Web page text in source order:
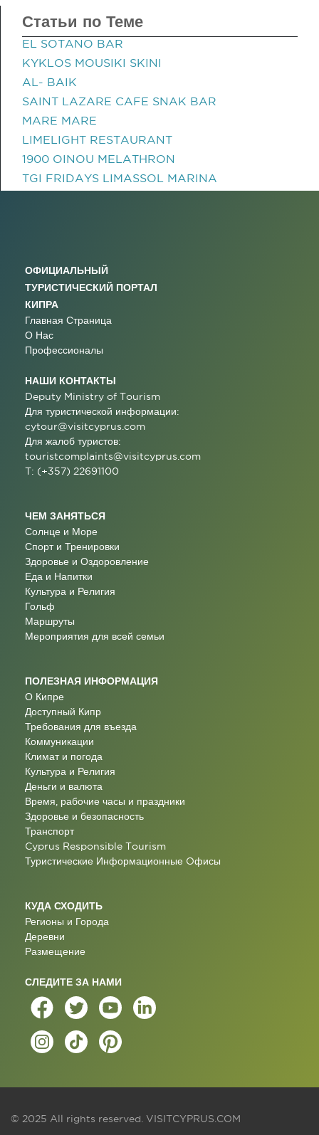
Статьи по Теме
EL SOTANO BAR
KYKLOS MOUSIKI SKINI
AL- BAIK
SAINT LAZARE CAFE SNAK BAR
MARE MARE
LIMELIGHT RESTAURANT
1900 OINOU MELATHRON
TGI FRIDAYS LIMASSOL MARINA
ОФИЦИАЛЬНЫЙ
ТУРИСТИЧЕСКИЙ ПОРТАЛ
КИПРА
Главная Страница
О Нас
Профессионалы
НАШИ КОНТАКТЫ
Deputy Ministry of Tourism
Для туристической информации:
cytour@visitcyprus.com
Для жалоб туристов:
touristcomplaints@visitcyprus.com
T: (+357) 22691100
ЧЕМ ЗАНЯТЬСЯ
Солнце и Море
Спорт и Тренировки
Здоровье и Оздоровление
Еда и Напитки
Культура и Религия
Гольф
Маршруты
Мероприятия для всей семьи
ПОЛЕЗНАЯ ИНФОРМАЦИЯ
О Кипре
Доступный Кипр
Требования для въезда
Коммуникации
Климат и погода
Культура и Религия
Деньги и валюта
Время, рабочие часы и праздники
Здоровье и безопасность
Транспорт
Cyprus Responsible Tourism
Туристические Информационные Oфисы
КУДА СХОДИТЬ
Регионы и Города
Деревни
Размещение
СЛЕДИТЕ ЗА НАМИ
© 2025 All rights reserved. VISITCYPRUS.COM